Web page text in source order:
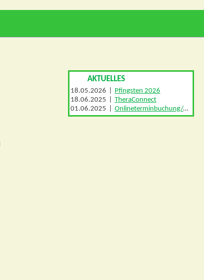
AKTUELLES
18.05.2026
Pfingsten 2026
18.06.2025
TheraConnect
01.06.2025
Onlineterminbuchung/APP